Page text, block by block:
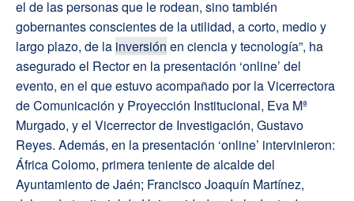
el de las personas que le rodean, sino también
gobernantes conscientes de la utilidad, a corto, medio y
largo plazo, de la inversión en ciencia y tecnología”, ha
asegurado el Rector en la presentación ‘online’ del
evento, en el que estuvo acompañado por la Vicerrectora
de Comunicación y Proyección Institucional, Eva Mª
Murgado, y el Vicerrector de Investigación, Gustavo
Reyes. Además, en la presentación ‘online’ intervinieron:
África Colomo, primera teniente de alcalde del
Ayuntamiento de Jaén; Francisco Joaquín Martínez,